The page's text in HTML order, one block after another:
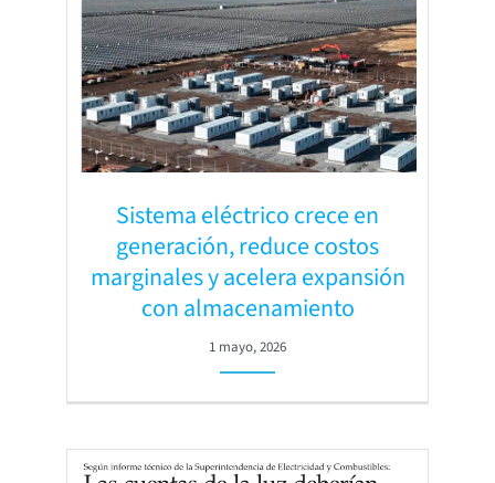
Sistema eléctrico crece en
generación, reduce costos
marginales y acelera expansión
con almacenamiento
1 mayo, 2026